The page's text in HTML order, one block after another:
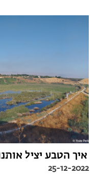
איך הטבע יציל
25-12-2022